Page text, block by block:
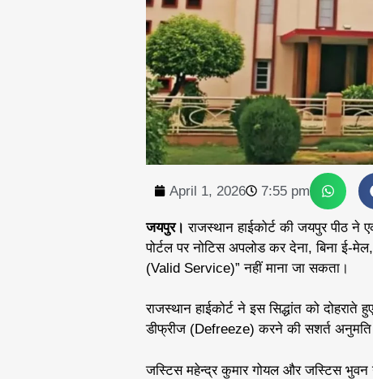
April 1, 2026 7:55 pm
जयपुर। राजस्थान हाईकोर्ट की जयपुर पीठ
पोर्टल पर नोटिस अपलोड कर देना, बिना ई-
(Valid Service)” नहीं माना जा सकता।
राजस्थान हाईकोर्ट ने इस सिद्धांत को
डीफ्रीज (Defreeze) करने की सशर्त अनुमति
जस्टिस महेन्द्र कुमार गोयल और जस्टिस